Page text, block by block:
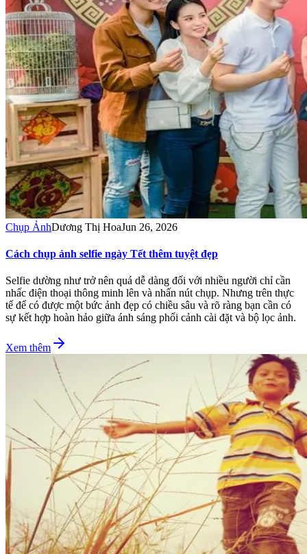
Chụp ẢnhDương Thị HoaJun 26, 2026
Cách chụp ảnh selfie ngày Tết thêm tuyệt đẹp
Selfie dường như trở nên quá dễ dàng đối với nhiều người chỉ cần
nhấc điện thoại thông minh lên và nhấn nút chụp. Nhưng trên thực
tế để có được một bức ảnh đẹp có chiều sâu và rõ ràng bạn cần có
sự kết hợp hoàn hảo giữa ánh sáng phối cảnh cài đặt và bộ lọc ảnh.
Xem thêm